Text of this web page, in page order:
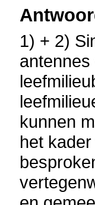
1) + 2)
kunnen
het